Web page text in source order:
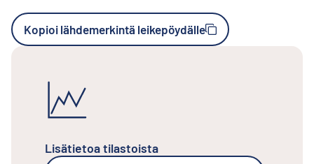
Kopioi lähdemerkintä leikepöydälle
Lisätietoa tilastoista